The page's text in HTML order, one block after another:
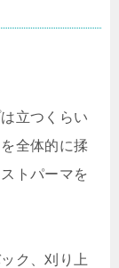
立つくらい
全体的に揉
トパーマを
ク、刈り上